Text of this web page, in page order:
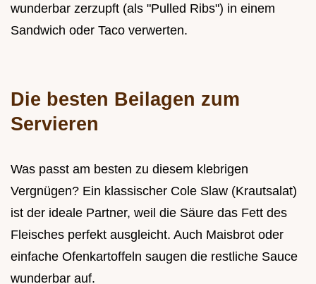
wunderbar zerzupft (als "Pulled Ribs") in einem
Sandwich oder Taco verwerten.
Die besten Beilagen zum
Servieren
Was passt am besten zu diesem klebrigen
Vergnügen? Ein klassischer Cole Slaw (Krautsalat)
ist der ideale Partner, weil die Säure das Fett des
Fleisches perfekt ausgleicht. Auch Maisbrot oder
einfache Ofenkartoffeln saugen die restliche Sauce
wunderbar auf.